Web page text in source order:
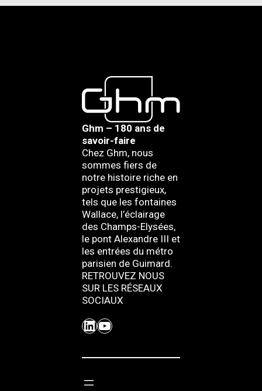
Ghm – 180 ans de
savoir-faire
Chez Ghm, nous
sommes fiers de
notre histoire riche en
projets prestigieux,
tels que les fontaines
Wallace, l’éclairage
des Champs-Elysées,
le pont Alexandre III et
les entrées du métro
parisien de Guimard.
RETROUVEZ NOUS
SUR LES RÉSEAUX
SOCIAUX
LinkedIn YouTube